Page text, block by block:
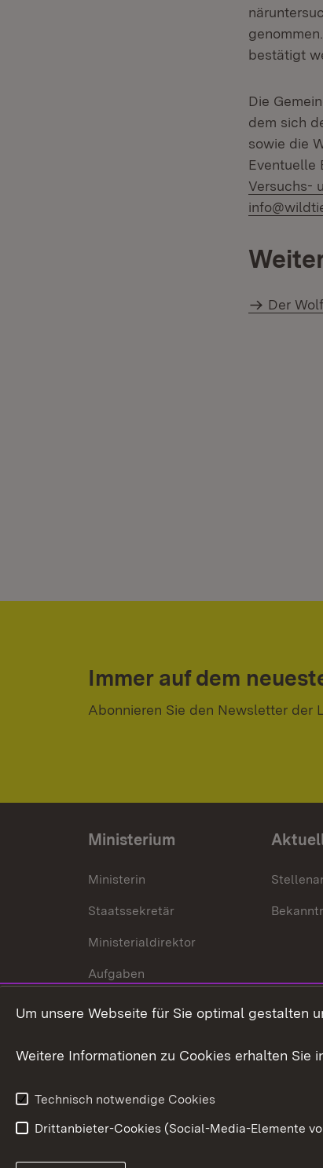
bestätigt
Die
dem sich
sowie die
Eventuelle
Versuchs-
Der
Immer auf dem
Abonnieren Sie den Newsletter der
Ministerium
Ministerin
Staatssekretär
Ministerialdirektor
Aufgaben
Internationale
Um unsere Webseite für Sie optimal gestalten
Weitere Informationen zu Cookies erhalten Sie
Technisch notwendige Cookies
Drittanbieter-Cookies (Social-Media-Elemente